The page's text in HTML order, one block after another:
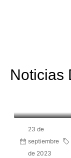
Noticias
23 de
septiembre
de 2023